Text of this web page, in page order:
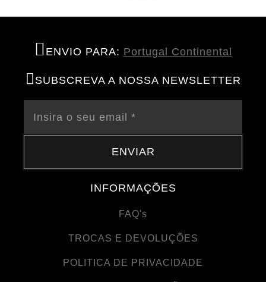
ENVIO PARA: Portugal Continental
SUBSCREVA A NOSSA NEWSLETTER
ENVIAR
INFORMAÇÕES
FAQ's
TROCAS E DEVOLUÇÕES
POLITICA DE PRIVACIDADE